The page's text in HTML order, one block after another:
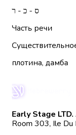
ס - כ - ר
Часть речи
плотина, дамба
Early Stage LTD.
Room 303, Ile Du